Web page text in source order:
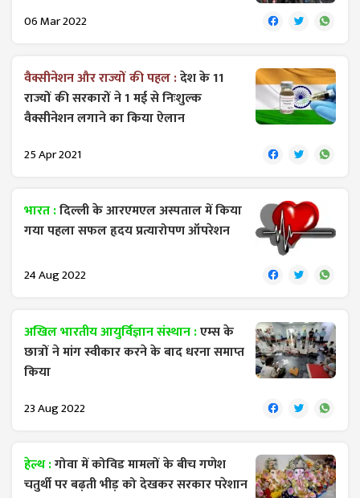
06 Mar 2022
वैक्सीनेशन और राज्यों की पहल :देश के 11
राज्यों की सरकारों ने 1 मई से निःशुल्क
वैक्सीनेशन लगाने का किया ऐलान
25 Apr 2021
भारत :दिल्ली के आरएमएल अस्पताल में किया
गया पहला सफल हृदय प्रत्यारोपण ऑपरेशन
24 Aug 2022
अखिल भारतीय आयुर्विज्ञान संस्थान :एम्स के
छात्रों ने मांग स्वीकार करने के बाद धरना समाप्त
किया
23 Aug 2022
हेल्थ :गोवा में कोविड मामलों के बीच गणेश
चतुर्थी पर बढ़ती भीड़ को देखकर सरकार परेशान